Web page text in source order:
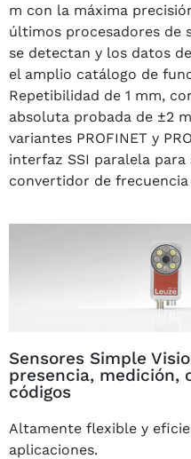
m con la máxima
últimos procesadores de
se detectan y los datos
el amplio catálogo de
Repetibilidad de 1 mm,
absoluta probada de ±2
variantes PROFINET y
interfaz SSI paralela
convertidor de
Sensores Simple
presencia, medición,
códigos
Altamente flexible y
aplicaciones.